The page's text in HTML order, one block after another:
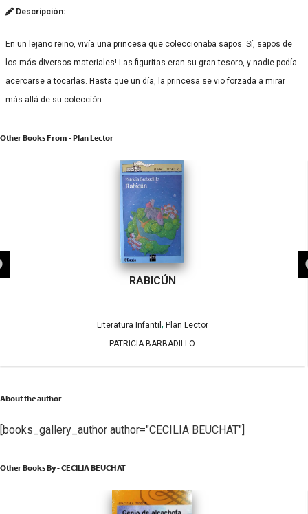
Descripción:
En un lejano reino, vivía una princesa que coleccionaba sapos. Sí, sapos de
los más diversos materiales! Las figuritas eran su gran tesoro, y nadie podía
acercarse a tocarlas. Hasta que un día, la princesa se vio forzada a mirar
más allá de su colección.
Other Books From - Plan Lector
RABICÚN
Literatura Infantil , Plan Lector
PATRICIA BARBADILLO
About the author
[books_gallery_author author="CECILIA BEUCHAT"]
Other Books By - CECILIA BEUCHAT